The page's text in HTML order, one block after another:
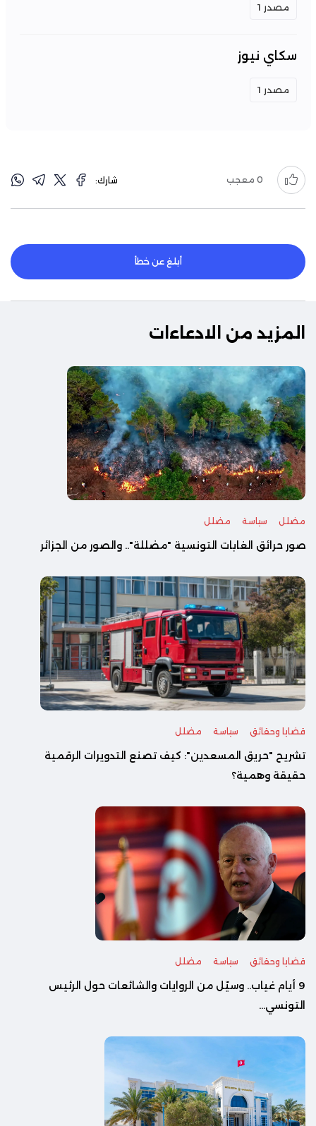
مصدر 1
سكاي نيوز
مصدر 1
0 معجب شارك:
أبلغ عن خطأ
المزيد من الادعاءات
مضلل سياسة مضلل
صور حرائق الغابات التونسية "مضللة".. والصور من الجزائر
قضايا وحقائق سياسة مضلل
تشريح "حريق المسعدين": كيف تصنع التدويرات الرقمية
حقيقة وهمية؟
قضايا وحقائق سياسة مضلل
‎9 أيام غياب.. وسيّل من الروايات والشائعات حول الرئيس
التونسي...